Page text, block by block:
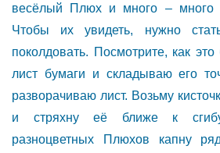
весёлый Плюх и много – много
Чтобы их увидеть, нужно
поколдовать. Посмотрите, как
лист бумаги и складываю его
разворачиваю лист. Возьму
и стряхну её ближе к
разноцветных Плюхов капну